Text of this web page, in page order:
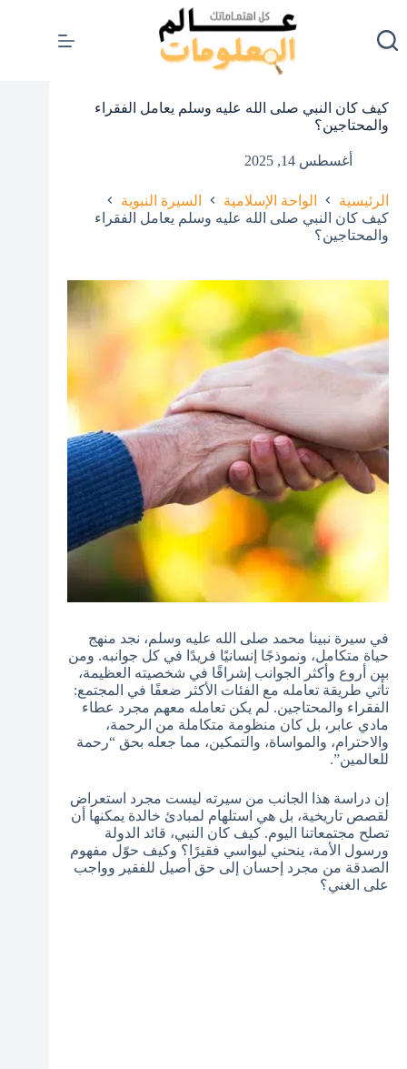
المحتوى
كيف كان النبي صلى الله عليه وسلم يعامل الفقراء
والمحتاجين؟
أغسطس 14, 2025
الرئيسية الواحة الإسلامية
السيرة النبوية
كيف كان النبي صلى الله عليه وسلم يعامل الفقراء
والمحتاجين؟
في سيرة نبينا محمد صلى الله عليه وسلم، نجد منهج
حياة متكامل، ونموذجًا إنسانيًا فريدًا في كل جوانبه. ومن
بين أروع وأكثر الجوانب إشراقًا في شخصيته العظيمة،
تأتي طريقة تعامله مع الفئات الأكثر ضعفًا في المجتمع:
الفقراء والمحتاجين. لم يكن تعامله معهم مجرد عطاء
مادي عابر، بل كان منظومة متكاملة من الرحمة،
والاحترام، والمواساة، والتمكين، مما جعله بحق “رحمة
للعالمين”.
إن دراسة هذا الجانب من سيرته ليست مجرد استعراض
لقصص تاريخية، بل هي استلهام لمبادئ خالدة يمكنها أن
تصلح مجتمعاتنا اليوم. كيف كان النبي، قائد الدولة
ورسول الأمة، ينحني ليواسي فقيرًا؟ وكيف حوّل مفهوم
الصدقة من مجرد إحسان إلى حق أصيل للفقير وواجب
على الغني؟